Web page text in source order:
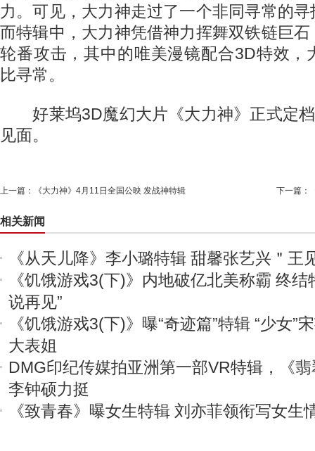
力。可见，大力神走过了一个非同寻常的
而特辑中，大力神凭借神力挥舞双铁链巨
轮番攻击，其中的唯美漫镜配合3D特效，
比寻常。
好莱坞3D魔幻大片《大力神》正式定档
见面。
上一篇： 《大力神》4月11日全国公映 发战神特辑 下一篇：
相关新闻
《从天儿降》李小璐特辑 甜馨张艺兴＂王
《饥饿游戏3(下)》内地破亿北美称霸 终结
说再见”
《饥饿游戏3(下)》曝“奇迹篇”特辑 “少女”
大表姐
DMG印纪传媒拍亚洲第一部VR特辑，《
李钟硕力挺
《致青春》曝女生特辑 刘亦菲领衔写女生